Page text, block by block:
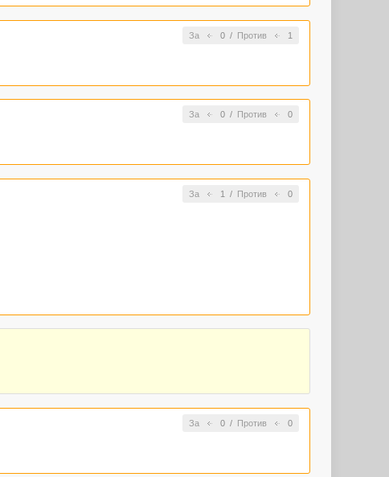
За 0/ Против 1
За 0/ Против 0
За 1 / Против 0
За 0/ Против 0